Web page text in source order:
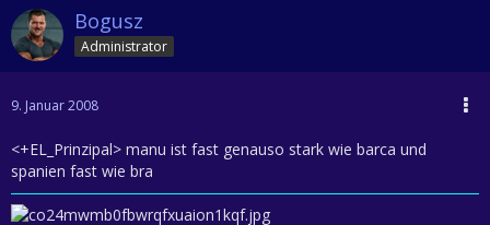
Bogusz
Administrator
9. Januar 2008
<+EL_Prinzipal> manu ist fast genauso stark wie barca und
spanien fast wie bra